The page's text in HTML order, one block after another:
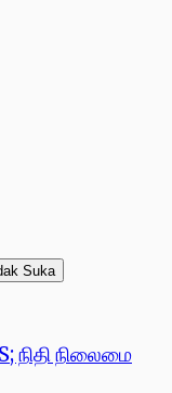
Suka
நிதி நிலைமை